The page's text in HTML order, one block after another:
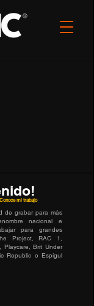
Conoce mi trabajo
de grabar para más
nacional e
para grandes
Project, RAC 1,
Playcare, Brit Under
Republic o Espígul